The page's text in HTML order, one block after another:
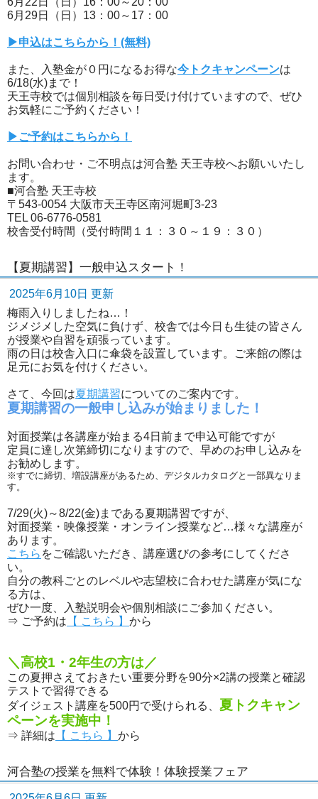
6月29日（日）13：00～17：00
▶申込はこちらから！(無料)
また、入塾金が０円になるお得な今トクキャンペーンは
6/18(水)まで！
天王寺校では個別相談を毎日受け付けていますので、ぜひ
お気軽にご予約ください！
▶ご予約はこちらから！
お問い合わせ・ご不明点は河合塾 天王寺校へお願いいたし
ます。
■河合塾 天王寺校
〒543-0054 大阪市天王寺区南河堀町3-23
TEL 06-6776-0581
校舎受付時間（受付時間１１：３０～１９：３０）
【夏期講習】一般申込スタート！
2025年6月10日 更新
梅雨入りしましたね…！
ジメジメした空気に負けず、校舎では今日も生徒の皆さん
が授業や自習を頑張っています。
雨の日は校舎入口に傘袋を設置しています。ご来館の際は
足元にお気を付けください。
さて、今回は夏期講習についてのご案内です。
夏期講習の一般申し込みが始まりました！
対面授業は各講座が始まる4日前まで申込可能ですが
定員に達し次第締切になりますので、早めのお申し込みを
お勧めします。
※すでに締切、増設講座があるため、デジタルカタログと一部異なりま
す。
7/29(火)～8/22(金)まである夏期講習ですが、
対面授業・映像授業・オンライン授業など…様々な講座が
あります。
こちら をご確認いただき、講座選びの参考にしてくださ
い。
自分の教科ごとのレベルや志望校に合わせた講座が気にな
る方は、
ぜひ一度、入塾説明会や個別相談にご参加ください。
⇒ ご予約は 【 こちら 】 から
＼高校1・2年生の方は／
この夏押さえておきたい重要分野を90分×2講の授業と確認
テストで習得できる
ダイジェスト講座を500円で受けられる、 夏トクキャン
ペーンを実施中！
⇒ 詳細は 【 こちら 】 から
河合塾の授業を無料で体験！体験授業フェア